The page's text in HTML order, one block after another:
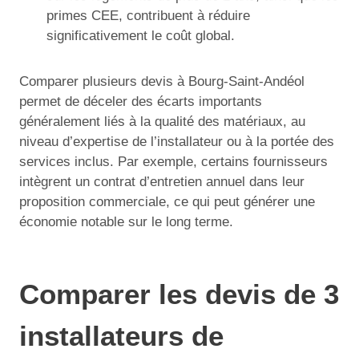
primes CEE, contribuent à réduire
significativement le coût global.
Comparer plusieurs devis à Bourg-Saint-Andéol
permet de déceler des écarts importants
généralement liés à la qualité des matériaux, au
niveau d’expertise de l’installateur ou à la portée des
services inclus. Par exemple, certains fournisseurs
intègrent un contrat d’entretien annuel dans leur
proposition commerciale, ce qui peut générer une
économie notable sur le long terme.
Comparer les devis de 3
installateurs de